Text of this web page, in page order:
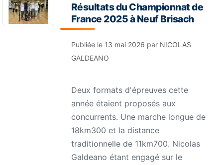
Résultats du Championnat de
France 2025 à Neuf Brisach
Publiée le 13 mai 2026 par NICOLAS
GALDEANO
Deux formats d'épreuves cette
année étaient proposés aux
concurrents. Une marche longue de
18km300 et la distance
traditionnelle de 11km700. Nicolas
Galdeano étant engagé sur le